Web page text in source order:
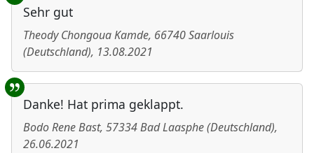
Sehr gut
Theody Chongoua Kamde, 66740Saarlouis
(Deutschland), 13.08.2021
Danke! Hat prima geklappt.
Bodo Rene Bast, 57334Bad Laasphe(Deutschland),
26.06.2021